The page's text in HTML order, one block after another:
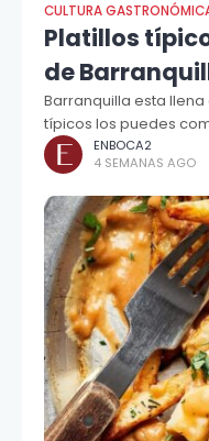
CULTURA
Platillos
de
Barranquilla esta
típicos los puedes
ENBOCA2
4 SEMANAS AGO